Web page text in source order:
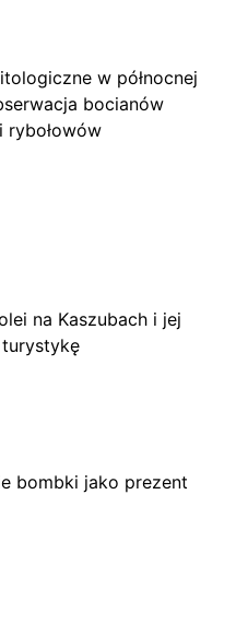
w północnej
bocianów
rybołowów
na Kaszubach i jej
turystykę
bombki jako prezent